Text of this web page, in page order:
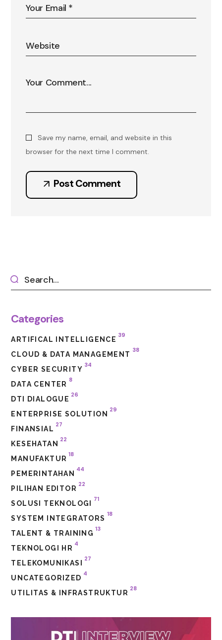
Save my name, email, and website in this
browser for the next time I comment.
Post Comment
Categories
ARTIFICAL INTELLIGENCE
39
CLOUD & DATA MANAGEMENT
38
CYBER SECURITY
34
DATA CENTER
8
DTI DIALOGUE
26
ENTERPRISE SOLUTION
29
FINANSIAL
27
KESEHATAN
22
MANUFAKTUR
18
PEMERINTAHAN
44
PILIHAN EDITOR
22
SOLUSI TEKNOLOGI
71
SYSTEM INTEGRATORS
18
TALENT & TRAINING
13
TEKNOLOGI HR
4
TELEKOMUNIKASI
27
UNCATEGORIZED
4
UTILITAS & INFRASTRUKTUR
28